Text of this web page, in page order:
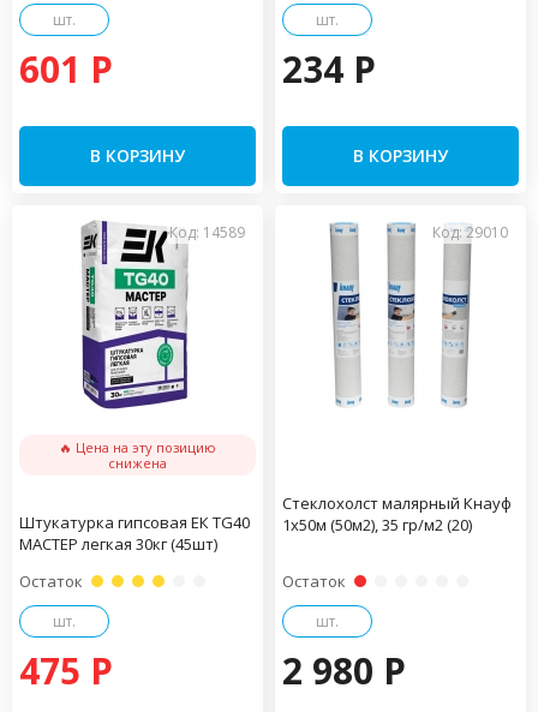
шт.
601 P
В КОРЗИНУ
шт.
234 P
В КОРЗИНУ
Код: 14589
🔥 Цена на эту позицию
снижена
Штукатурка гипсовая ЕК TG40
МАСТЕР легкая 30кг (45шт)
Остаток
шт.
475 P
Код: 29010
Стеклохолст малярный Кнауф
1х50м (50м2), 35 гр/м2 (20)
Остаток
шт.
2 980 P